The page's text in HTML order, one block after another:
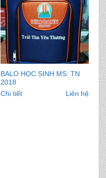
BALO HỌC SINH MS: TN
2018
Chi tiết
Liên hệ